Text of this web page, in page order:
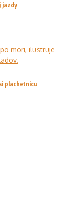
jazdy
plachetnicu